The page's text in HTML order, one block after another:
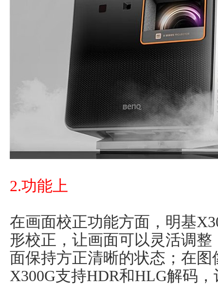
2.功能上
在画面校正功能方面，明基
形校正，让画面可以灵活调
面保持方正清晰的状态；在
X300G支持HDR和HLG解码